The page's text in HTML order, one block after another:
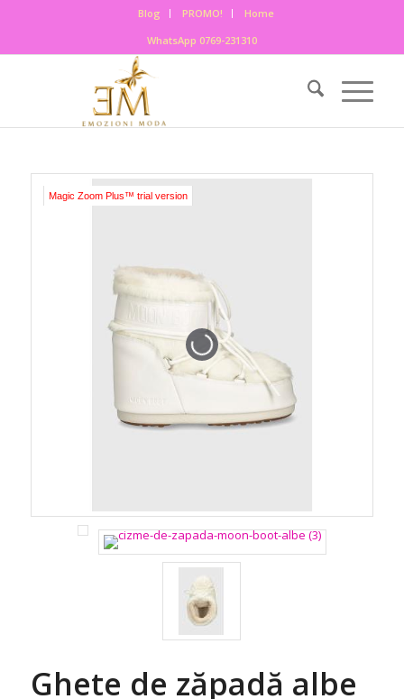
Blog PROMO!
Home
WhatsApp 0769-231310
Magic Zoom Plus™ trial version
Ghete de zăpadă albe